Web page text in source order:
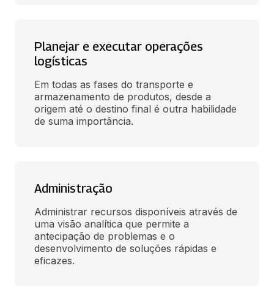
Planejar e executar operações
logísticas
Em todas as fases do transporte e
armazenamento de produtos, desde a
origem até o destino final é outra habilidade
de suma importância.
Administração
Administrar recursos disponíveis através de
uma visão analítica que permite a
antecipação de problemas e o
desenvolvimento de soluções rápidas e
eficazes.